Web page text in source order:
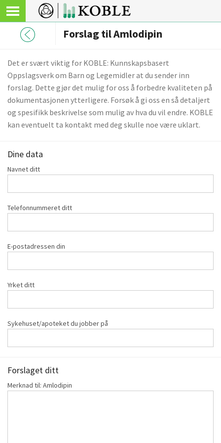
Forslag til Amlodipin
Det er svært viktig for KOBLE: Kunnskapsbasert
Oppslagsverk om Barn og Legemidler at du sender inn
forslag. Dette gjør det mulig for oss å forbedre kvaliteten på
dokumentasjonen ytterligere. Forsøk å gi oss en så detaljert
og spesifikk beskrivelse som mulig av hva du vil endre. KOBLE
kan eventuelt ta kontakt med deg skulle noe være uklart.
Dine data
Navnet ditt
Telefonnummeret ditt
E-postadressen din
Yrket ditt
Sykehuset/apoteket du jobber på
Forslaget ditt
Merknad til: Amlodipin